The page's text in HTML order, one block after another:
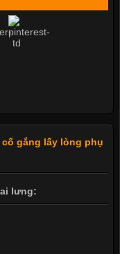
cố gắng lấy lòng phụ
lưng: